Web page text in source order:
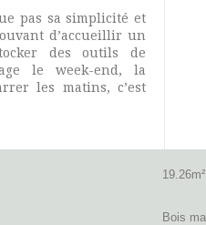
pas sa simplicité et
d’accueillir un
des outils de
le week-end, la
les matins, c’est
Bois